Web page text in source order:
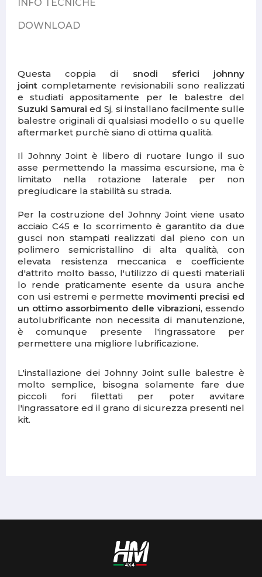
INFO TECNICHE
DOWNLOAD
Questa coppia di snodi sferici johnny
joint completamente revisionabili sono realizzati
e studiati appositamente per le balestre del
Suzuki Samurai ed Sj, si installano facilmente sulle
balestre originali di qualsiasi modello o su quelle
aftermarket purchè siano di ottima qualità.
Il Johnny Joint è libero di ruotare lungo il suo
asse permettendo la massima escursione, ma è
limitato nella rotazione laterale per non
pregiudicare la stabilità su strada.
Per la costruzione del Johnny Joint viene usato
acciaio C45 e lo scorrimento è garantito da due
gusci non stampati realizzati dal pieno con un
polimero semicristallino di alta qualità, con
elevata resistenza meccanica e coefficiente
d'attrito molto basso, l'utilizzo di questi materiali
lo rende praticamente esente da usura anche
con usi estremi e permette movimenti precisi ed
un ottimo assorbimento delle vibrazioni, essendo
autolubrificante non necessita di manutenzione,
è comunque presente l'ingrassatore per
permettere una migliore lubrificazione.
L'installazione dei Johnny Joint sulle balestre è
molto semplice, bisogna solamente fare due
piccoli fori filettati per poter avvitare
l'ingrassatore ed il grano di sicurezza presenti nel
kit.